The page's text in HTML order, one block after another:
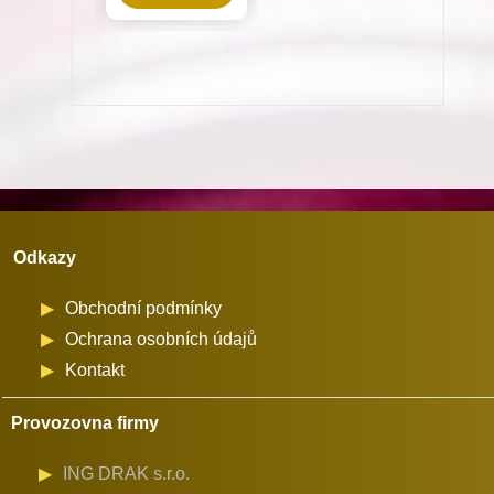
(72711-
Odkazy
Obchodní podmínky
Ochrana osobních údajů
Kontakt
Provozovna firmy
ING DRAK s.r.o.